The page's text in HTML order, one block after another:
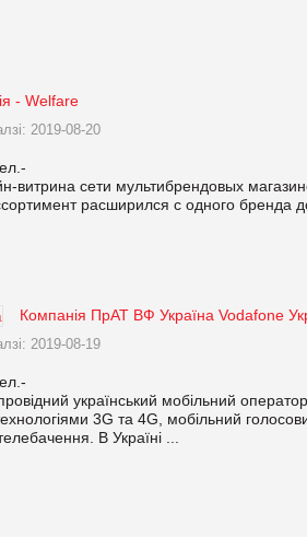
- Welfare
2019-08-20
витрина сети мультибрендовых
расширился с одного бренда
Компанія ПрАТ ВФ Україна Vodafone
2019-08-19
український мобільний
3G та 4G, мобільний
В Україні ...